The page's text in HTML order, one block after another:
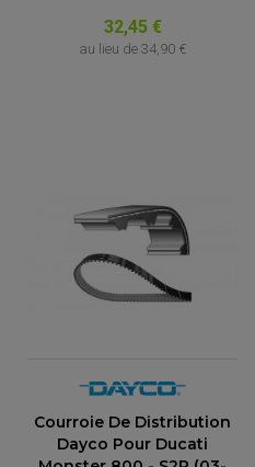
32,45 €
au lieu de 34,90 €
Courroie De Distribution
Dayco Pour Ducati